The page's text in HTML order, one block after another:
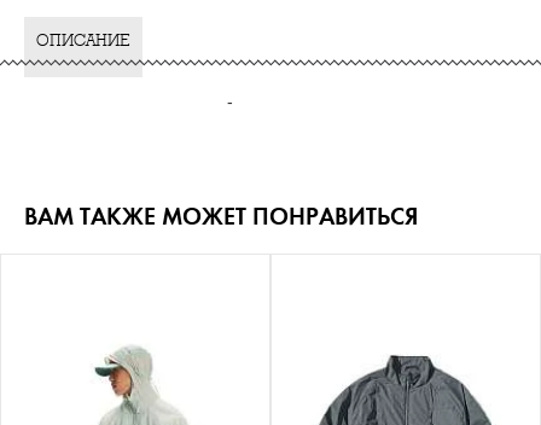
ОПИСАНИЕ
-
ВАМ ТАКЖЕ МОЖЕТ ПОНРАВИТЬСЯ